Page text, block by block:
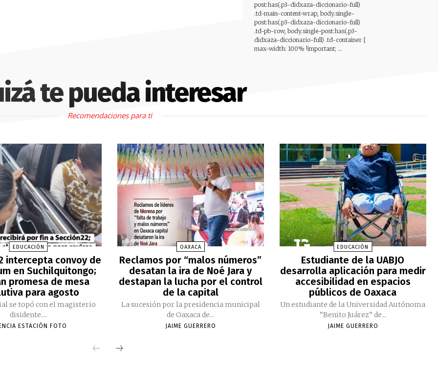
post:has(.p3-didxaza-diccionario-full)
.td-main-content-wrap, body.single-
post:has(.p3-didxaza-diccionario-full)
.td-pb-row, body.single-post:has(.p3-
didxaza-diccionario-full) .td-container {
max-width: 100% !important; ...
te pueda interesar
Recomendaciones para ti
EDUCACIÓN
intercepta convoy de
en Suchilquitongo;
promesa de mesa
para agosto
se topó con el magisterio
disidente....
ESTACIÓN FOTO
OAXACA
Reclamos por “malos números”
desatan la ira de Noé Jara y
destapan la lucha por el control
de la capital
La sucesión por la presidencia municipal
de Oaxaca de...
JAIME GUERRERO
EDUCACIÓN
Estudiante de la UABJO
desarrolla aplicación para medir
accesibilidad en espacios
públicos de Oaxaca
Un estudiante de la Universidad Autónoma
“Benito Juárez” de...
JAIME GUERRERO